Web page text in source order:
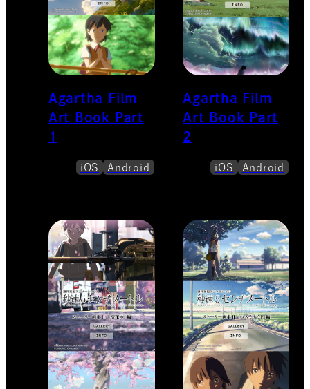
Agartha Film
Art Book Part
1
iOS Android
Agartha Film
Art Book Part
2
iOS Android